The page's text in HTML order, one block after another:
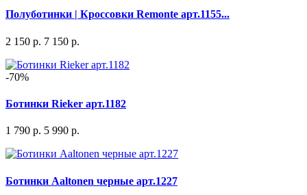
Полуботинки | Кроссовки Remonte арт.1155...
2 150 р. 7 150 р.
-70%
Ботинки Rieker арт.1182
1 790 р. 5 990 р.
Ботинки Aaltonen черные арт.1227